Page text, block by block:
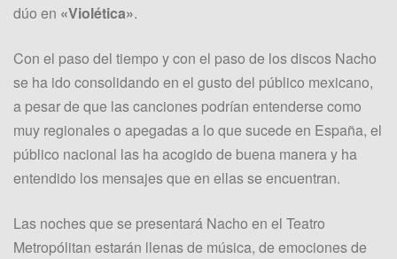
dúo en «Violética».
Con el paso del tiempo y con el paso de los discos Nacho
se ha ido consolidando en el gusto del público mexicano,
a pesar de que las canciones podrían entenderse como
muy regionales o apegadas a lo que sucede en España, el
público nacional las ha acogido de buena manera y ha
entendido los mensajes que en ellas se encuentran.
Las noches que se presentará Nacho en el Teatro
Metropólitan estarán llenas de música, de emociones de